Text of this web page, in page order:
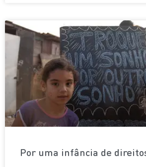
Por uma infância de